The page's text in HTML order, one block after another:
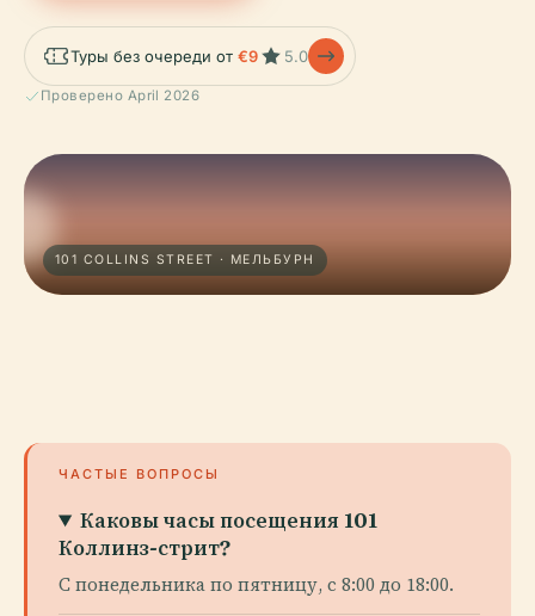
Туры без очереди от €9 5.0
Проверено April 2026
101 COLLINS STREET · МЕЛЬБУРН
ЧАСТЫЕ ВОПРОСЫ
Каковы часы посещения 101
Коллинз-стрит?
С понедельника по пятницу, с 8:00 до 18:00.